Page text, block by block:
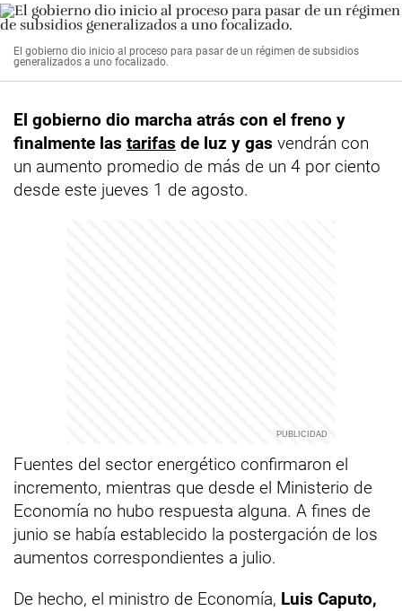
El gobierno dio inicio al proceso para pasar de un régimen de subsidios
generalizados a uno focalizado.
El gobierno dio marcha atrás con el freno y
finalmente las tarifas de luz y gas vendrán con
un aumento promedio de más de un 4 por ciento
desde este jueves 1 de agosto.
Fuentes del sector energético confirmaron el
incremento, mientras que desde el Ministerio de
Economía no hubo respuesta alguna. A fines de
junio se había establecido la postergación de los
aumentos correspondientes a julio.
De hecho, el ministro de Economía, Luis Caputo,